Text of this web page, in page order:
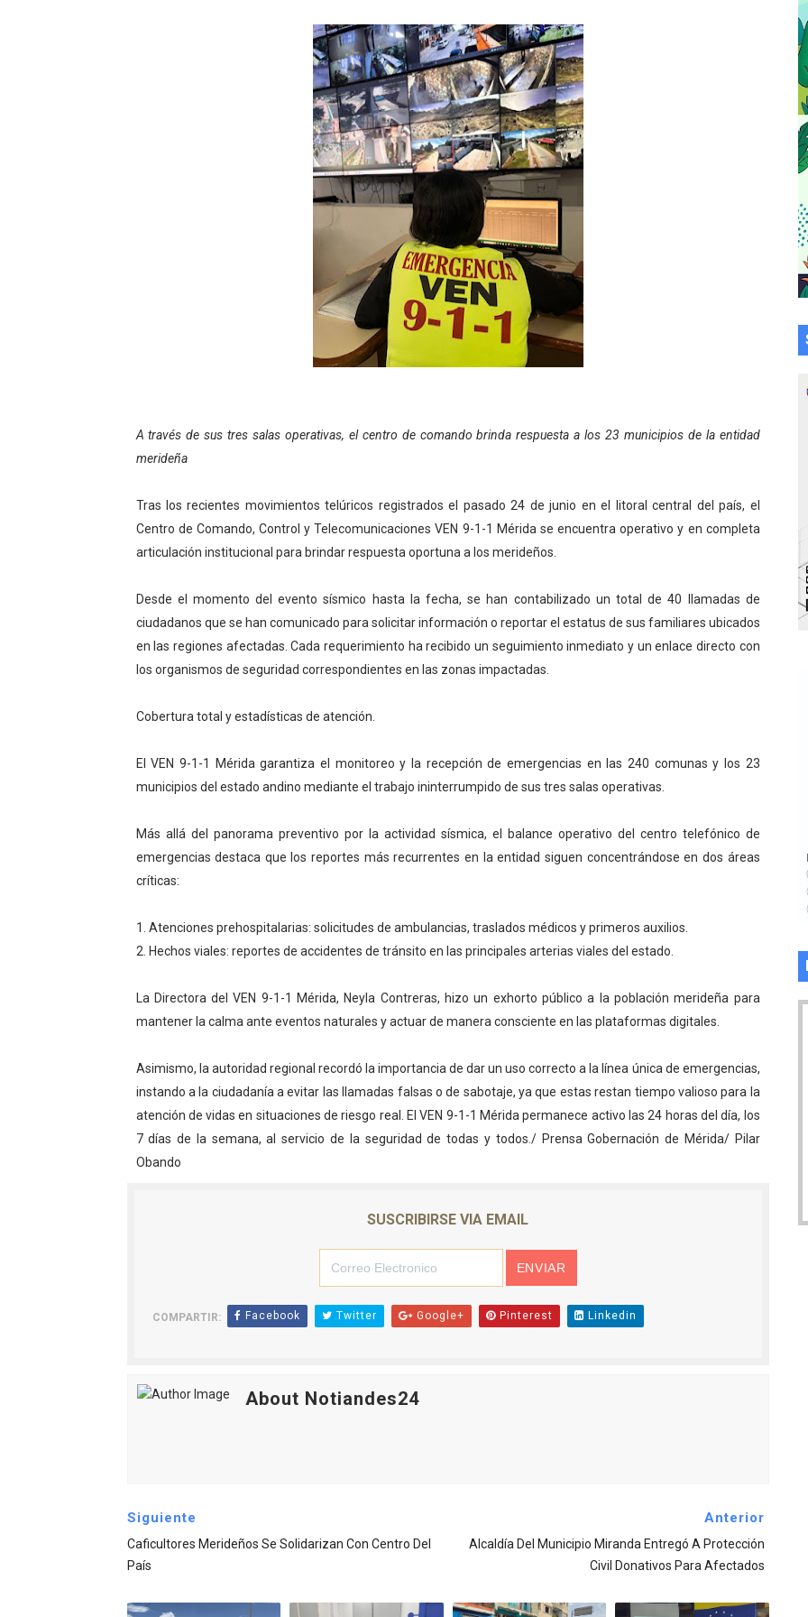
Gobierno bolivariano avanza en la transformación del hospital Sor Juana Inés
Niños merideños aprenden sobre gaita de tambora con Fundecem
Hospital universitario muestra sus avances en visita del Consejo Legislativo
Instituto Nacional de Nutrición celebra Semana Internacional de la Lactancia Materna
Gobernación de Mérida fortalece el desarrollo productivo en Rangel
Corposalud inició talleres para aspirantes al curso de Emergencia Prehospitalaria
Fortalecen formación académica de médicos en proceso de ruralidad
Fortaleciendo la economía comunal en El Vigía con microcréditos a emprendedores y
Campo Elías consolida plan de bacheo en el sector La Montañita
El Lactario del Iahula celebra la Semana Mundial de la Lactancia Materna
Plan Vacacional "Venezuela Ríe 2026" brinda recreación y cultura a niños del
Iniciación al yoga reúne a diversos clubes deportivos de Zea en una enriquecedora
Mincomunas impulsa el autogobierno en Mérida con plan de actualización y atención
Expertos inspeccionan espacios del OAN para la instalación del detector Cherenkov
A través de sus tres salas operativas, el centro de comando brinda respuesta a los 23 municipios de la entidad
merideña
Tras los recientes movimientos telúricos registrados el pasado 24 de junio en el litoral central del país, el
Centro de Comando, Control y Telecomunicaciones VEN 9-1-1 Mérida se encuentra operativo y en completa
articulación institucional para brindar respuesta oportuna a los merideños.
Desde el momento del evento sísmico hasta la fecha, se han contabilizado un total de 40 llamadas de
ciudadanos que se han comunicado para solicitar información o reportar el estatus de sus familiares ubicados
en las regiones afectadas. Cada requerimiento ha recibido un seguimiento inmediato y un enlace directo con
los organismos de seguridad correspondientes en las zonas impactadas.
Cobertura total y estadísticas de atención.
El VEN 9-1-1 Mérida garantiza el monitoreo y la recepción de emergencias en las 240 comunas y los 23
municipios del estado andino mediante el trabajo ininterrumpido de sus tres salas operativas.
Más allá del panorama preventivo por la actividad sísmica, el balance operativo del centro telefónico de
emergencias destaca que los reportes más recurrentes en la entidad siguen concentrándose en dos áreas
críticas:
1. Atenciones prehospitalarias: solicitudes de ambulancias, traslados médicos y primeros auxilios.
2. Hechos viales: reportes de accidentes de tránsito en las principales arterias viales del estado.
La Directora del VEN 9-1-1 Mérida, Neyla Contreras, hizo un exhorto público a la población merideña para
mantener la calma ante eventos naturales y actuar de manera consciente en las plataformas digitales.
Asimismo, la autoridad regional recordó la importancia de dar un uso correcto a la línea única de emergencias,
instando a la ciudadanía a evitar las llamadas falsas o de sabotaje, ya que estas restan tiempo valioso para la
atención de vidas en situaciones de riesgo real. El VEN 9-1-1 Mérida permanece activo las 24 horas del día, los
7 días de la semana, al servicio de la seguridad de todas y todos./ Prensa Gobernación de Mérida/ Pilar
Obando
SUSCRIBIRSE VIA EMAIL
COMPARTIR: Facebook Twitter Google+ Pinterest Linkedin
About Notiandes24
Siguiente
Caficultores Merideños Se Solidarizan Con Centro Del
País
Anterior
Alcaldía Del Municipio Miranda Entregó A Protección
Civil Donativos Para Afectados